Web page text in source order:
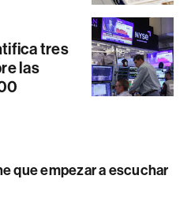
tres
las
que empezar a escuchar